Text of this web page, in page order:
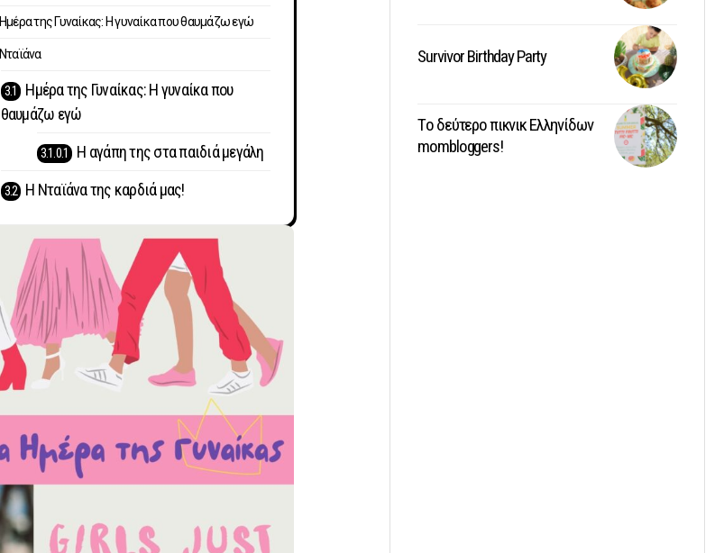
Ημέρα της Γυναίκας: Η γυναίκα που θαυμάζω εγώ
Νταϊάνα
Ημέρα της Γυναίκας: Η γυναίκα που
θαυμάζω εγώ
Η αγάπη της στα παιδιά μεγάλη
Η Νταϊάνα της καρδιά μας!
Survivor Birthday Party
Tο δεύτερο πικνικ Ελληνίδων
mombloggers!